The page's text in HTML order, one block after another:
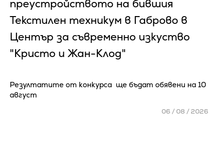
преустройството на бившия
Текстилен техникум в Габрово в
Център за съвременно изкуство
"Кристо и Жан-Клод"
Резултатите от конкурса ще бъдат обявени на 10
август
06 / 08 / 2026